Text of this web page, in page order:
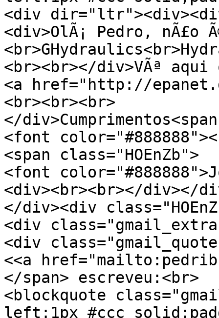
<div
<div>OlÃ¡ Pedro, nÃ£o
<br><br></div>VÃª
<a href="http://
<br><br><br>
</
<font
<span class="HOEnZb">
<font
<div><br><br></div></
</div><div
<div
<div
<<a
</span> escreveu:<br>
<blockquote
left:1px #ccc